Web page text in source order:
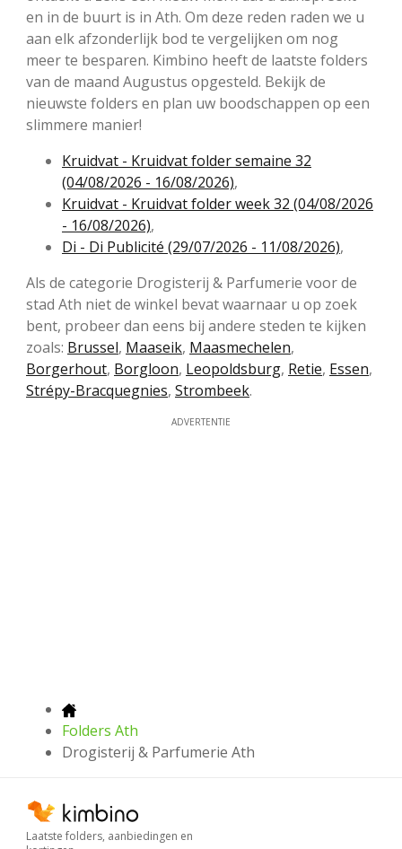
en in de buurt is in Ath. Om deze reden raden we u
aan elk afzonderlijk bod te vergelijken om nog
meer te besparen. Kimbino heeft de laatste folders
van de maand Augustus opgesteld. Bekijk de
nieuwste folders en plan uw boodschappen op een
slimmere manier!
Kruidvat - Kruidvat folder semaine 32
(04/08/2026 - 16/08/2026),
Kruidvat - Kruidvat folder week 32 (04/08/2026
- 16/08/2026),
Di - Di Publicité (29/07/2026 - 11/08/2026),
Als de categorie Drogisterij & Parfumerie voor de
stad Ath niet de winkel bevat waarnaar u op zoek
bent, probeer dan eens bij andere steden te kijken
zoals: Brussel, Maaseik, Maasmechelen,
Borgerhout, Borgloon, Leopoldsburg, Retie, Essen,
Strépy-Bracquegnies, Strombeek.
ADVERTENTIE
Folders Ath
Drogisterij & Parfumerie Ath
Laatste folders, aanbiedingen en